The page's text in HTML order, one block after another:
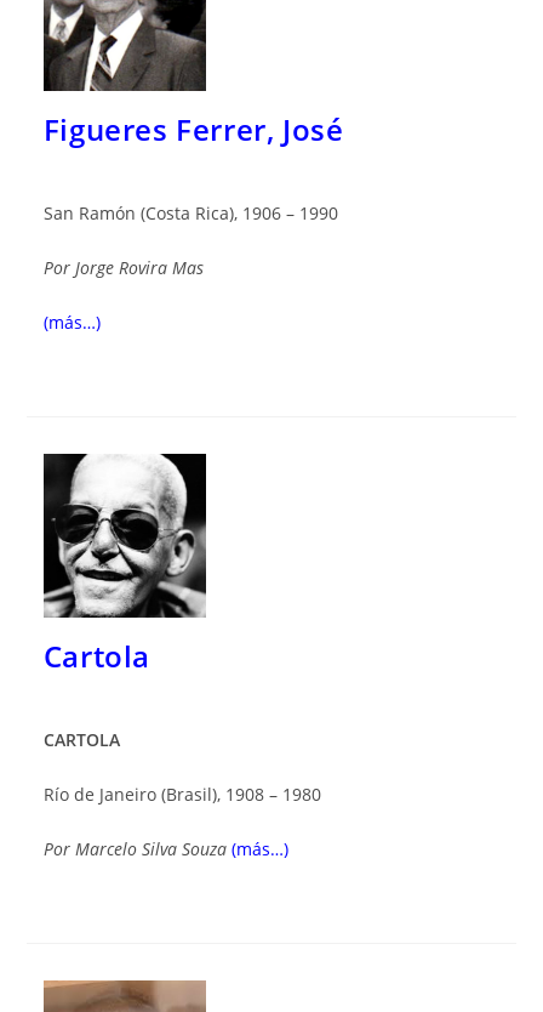
Figueres Ferrer, José
San Ramón (Costa Rica), 1906 – 1990
Por Jorge Rovira Mas
(más…)
Cartola
CARTOLA
Río de Janeiro (Brasil), 1908 – 1980
Por Marcelo Silva Souza (más…)